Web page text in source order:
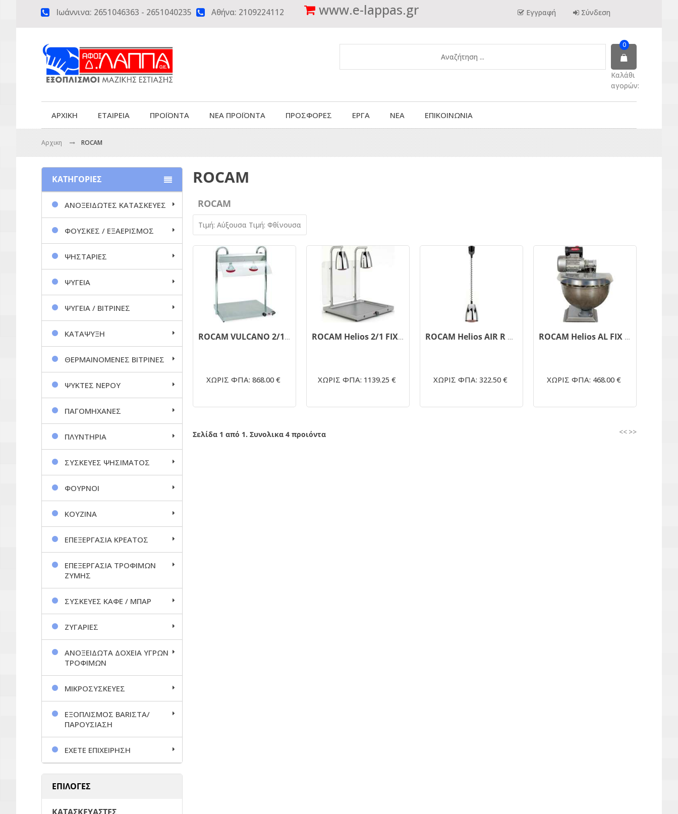
 Ιωάννινα: 2651046363 - 2651040235  Αθήνα: 2109224112 www.e-lappas.gr Εγγραφή Σύνδεση
Καλάθι
αγορών:
0
ΑΡΧΙΚΗ ΕΤΑΙΡΕΙΑ ΠΡΟΪΟΝΤΑ ΝΕΑ ΠΡΟΪΟΝΤΑ ΠΡΟΣΦΟΡΕΣ ΕΡΓΑ ΝΕΑ ΕΠΙΚΟΙΝΩΝΙΑ
Αρχικη ROCAM
ROCAM
ROCAM
Τιμή: Αύξουσα Τιμή: Φθίνουσα
ROCAM VULCANO 2/1 INFRA Carving Station Θερμαινόμενη Επιφάνεια με Λάμπα για Μπουφέ
ΧΩΡΙΣ ΦΠΑ: 868.00 €
ROCAM Helios 2/1 FIX P2 Carving Station Θερμαινόμενη Επιφάνεια με Λάμπα για Μπουφέ
ΧΩΡΙΣ ΦΠΑ: 1139.25 €
ROCAM Helios AIR R P2 Θερμαντική Λάμπα Οροφής Μπουφέ
ΧΩΡΙΣ ΦΠΑ: 322.50 €
ROCAM Helios AL FIX P1 Θερμαντική Λάμπα Μπουφέ
ΧΩΡΙΣ ΦΠΑ: 468.00 €
Σελίδα 1 από 1. Συνολικα 4 προιόντα << >>
ΚΑΤΗΓΟΡΙΕΣ
ΑΝΟΞΕΙΔΩΤΕΣ ΚΑΤΑΣΚΕΥΕΣ
ΦΟΥΣΚΕΣ / ΕΞΑΕΡΙΣΜΟΣ
ΨΗΣΤΑΡΙΕΣ
ΨΥΓΕΙΑ
ΨΥΓΕΙΑ / ΒΙΤΡΙΝΕΣ
ΚΑΤΑΨΥΞΗ
ΘΕΡΜΑΙΝΟΜΕΝΕΣ ΒΙΤΡΙΝΕΣ
ΨΥΚΤΕΣ ΝΕΡΟΥ
ΠΑΓΟΜΗΧΑΝΕΣ
ΠΛΥΝΤΗΡΙΑ
ΣΥΣΚΕΥΕΣ ΨΗΣΙΜΑΤΟΣ
ΦΟΥΡΝΟΙ
ΚΟΥΖΙΝΑ
ΕΠΕΞΕΡΓΑΣΙΑ ΚΡΕΑΤΟΣ
ΕΠΕΞΕΡΓΑΣΙΑ ΤΡΟΦΙΜΩΝ
ΖΥΜΗΣ
ΣΥΣΚΕΥΕΣ ΚΑΦΕ / ΜΠΑΡ
ΖΥΓΑΡΙΕΣ
ΑΝΟΞΕΙΔΩΤΑ ΔΟΧΕΙΑ ΥΓΡΩΝ
ΤΡΟΦΙΜΩΝ
ΜΙΚΡΟΣΥΣΚΕΥΕΣ
ΕΞΟΠΛΙΣΜΟΣ BARΙΣΤΑ/
ΠΑΡΟΥΣΙΑΣΗ
ΕΧΕΤΕ ΕΠΙΧΕΙΡΗΣΗ
ΕΠΙΛΟΓΕΣ
ΚΑΤΑΣΚΕΥΑΣΤΕΣ